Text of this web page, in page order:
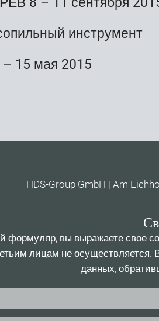
инструмент
– 15 мая 2015
HDS-Group GmbH | Am
формуляр, вы выражаете свое
лицам не
данных,